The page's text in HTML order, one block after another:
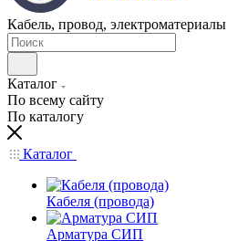
Кабель, провод, электроматериалы
Каталог
По всему сайту
По каталогу
Каталог
Кабеля (провода)
Арматура СИП